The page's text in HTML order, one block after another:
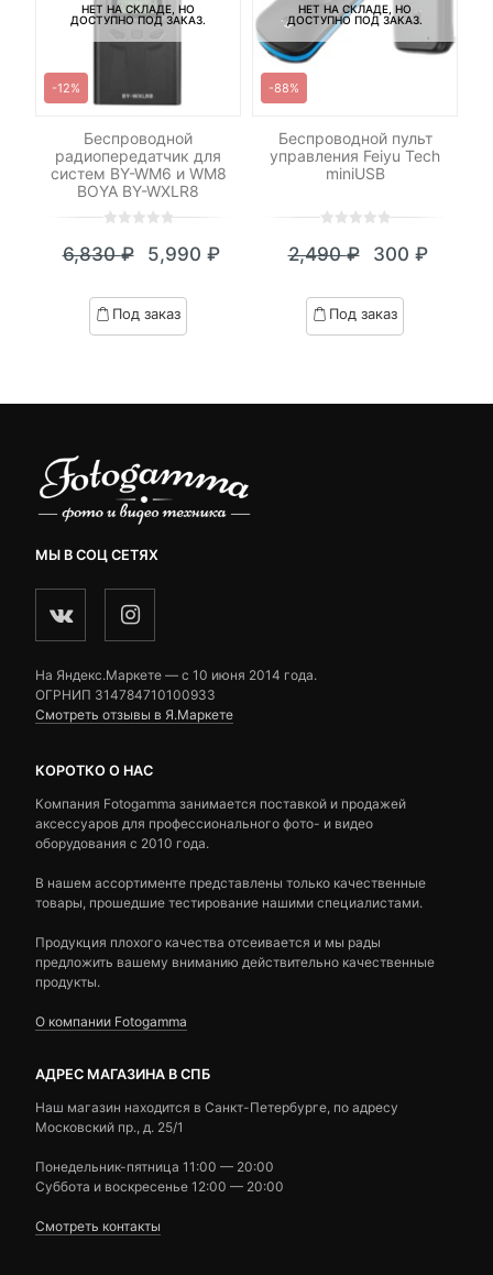
НЕТ НА СКЛАДЕ, НО
ДОСТУПНО ПОД ЗАКАЗ.
-12%
Беспроводной
радиопередатчик для
систем BY-WM6 и WM8
BOYA BY-WXLR8
out
based
on
6,830₽
Первоначальная
цена
составляла
5,990 ₽
Текущая
цена:
5,990 ₽.
Под заказ
НЕТ НА СКЛАДЕ, НО
ДОСТУПНО ПОД ЗАКАЗ.
-88%
Беспроводной пульт
управления Feiyu Tech
miniUSB
out
based
on
2,490₽
цена
составляла
300 ₽
Текущая
цена:
300 ₽.
Под заказ
МЫ В СОЦ СЕТЯХ
На Яндекс.Маркете — c 10 июня 2014 года.
ОГРНИП 314784710100933
Смотреть отзывы в Я.Маркете
КОРОТКО О НАС
Компания Fotogamma занимается поставкой и продажей
аксессуаров для профессионального фото- и видео
оборудования с 2010 года.
В нашем ассортименте представлены только качественные
товары, прошедшие тестирование нашими специалистами.
Продукция плохого качества отсеивается и мы рады
предложить вашему вниманию действительно качественные
продукты.
О компании Fotogamma
АДРЕС МАГАЗИНА В СПБ
Наш магазин находится в Санкт-Петербурге, по адресу
Московский пр., д. 25/1
Понедельник-пятница 11:00 — 20:00
Суббота и воскресенье 12:00 — 20:00
Смотреть контакты